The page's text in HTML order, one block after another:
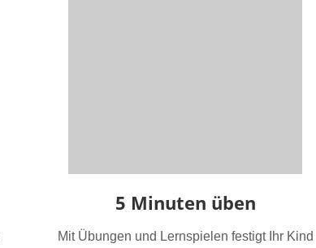
5 Minuten üben
Mit Übungen und Lernspielen festigt Ihr Kind